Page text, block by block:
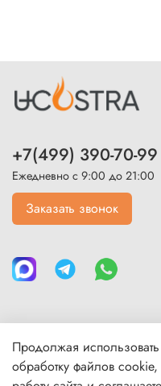
Каталог
+7(499) 390-70-99
Ежедневно с 9:00 до 21:00
Заказать звонок
Продолжая
обработку файлов